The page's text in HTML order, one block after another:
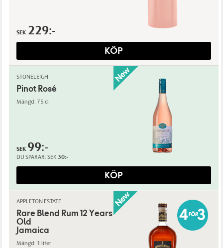
SEK 229:-
KÖP
STONELEIGH
Pinot Rosé
Mängd: 75 cl
SEK 99:-
DU SPARAR: SEK 30:-
KÖP
APPLETON ESTATE
Rare Blend Rum 12 Years
Old
Jamaica
Mängd: 1 liter